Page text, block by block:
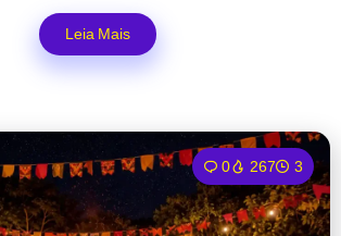
Leia Mais
0 267 3